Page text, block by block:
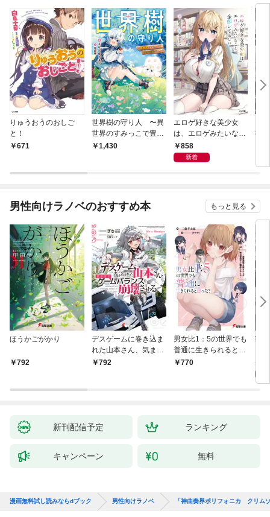
りゅうおうのおしご
と！
671
世界樹の守り人 〜異
世界のすみっこで豊か
な国づくり〜
1,430
エロゲ好きな美少女
は、エロゲみたいなこ
と全部シてほしい【電
子ＳＳ特典付き】
858
新着
行
男性向けラノベのおすすめ本 もっと見る
ほうかごがかり
792
デスゲームに巻き込ま
れた山本さん、気まま
にゲームバランスを崩
792
男女比1：5の世界でも
普通に生きられると思
った？ ～激重感情な
770
戦
活
特
新刊配信予定 ランキング
キャンペーン 無料
漫画無料試し読みならdブック 男性向けラノベ 「神曲奏界ポリフォニカ クリム